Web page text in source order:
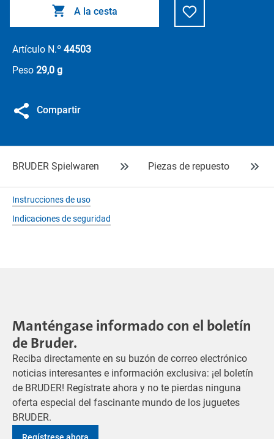
A la cesta
Artículo N.º 44503
Peso 29,0 g
Compartir
BRUDER Spielwaren Piezas de repuesto
Instrucciones de uso
Indicaciones de seguridad
Manténgase informado con el boletín
de Bruder.
Reciba directamente en su buzón de correo electrónico
noticias interesantes e información exclusiva: ¡el boletín
de BRUDER! Regístrate ahora y no te pierdas ninguna
oferta especial del fascinante mundo de los juguetes
BRUDER.